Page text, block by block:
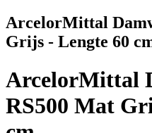
ArcelorMittal
Grijs - Lengte 60
ArcelorMittal
RS500 Mat